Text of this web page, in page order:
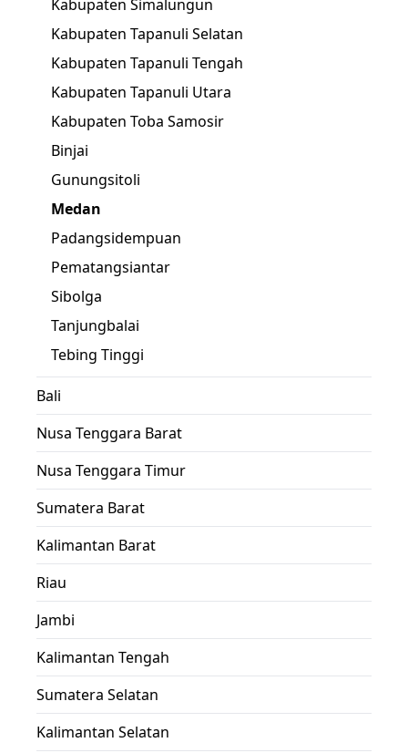
Kabupaten Simalungun
Kabupaten Tapanuli Selatan
Kabupaten Tapanuli Tengah
Kabupaten Tapanuli Utara
Kabupaten Toba Samosir
Binjai
Gunungsitoli
Medan
Padangsidempuan
Pematangsiantar
Sibolga
Tanjungbalai
Tebing Tinggi
Bali
Nusa Tenggara Barat
Nusa Tenggara Timur
Sumatera Barat
Kalimantan Barat
Riau
Jambi
Kalimantan Tengah
Sumatera Selatan
Kalimantan Selatan